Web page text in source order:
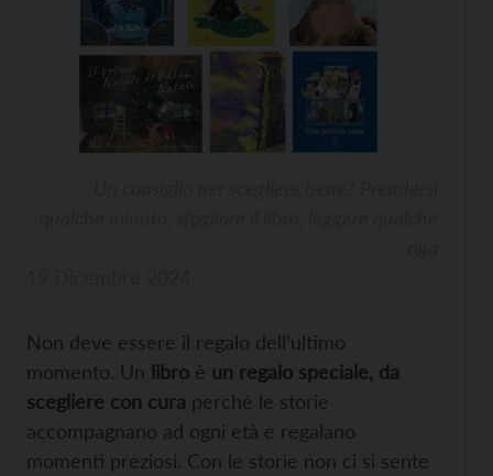
Non deve essere il regalo dell’ultimo
momento. Un libro è un regalo speciale, da
scegliere con cura perché le storie
accompagnano ad ogni età e regalano
momenti preziosi. Con le storie non ci si sente